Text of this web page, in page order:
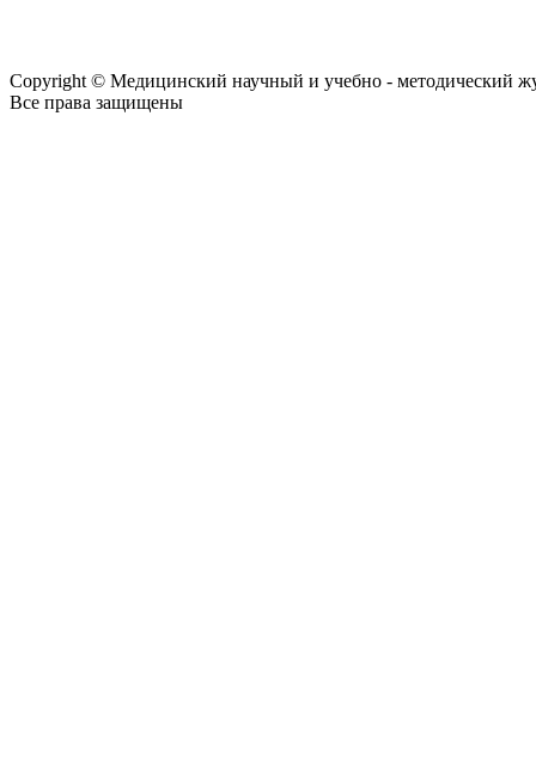
Copyright © Медицинский научный и учебно - методический
Все права защищены